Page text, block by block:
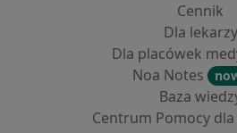
Cennik
Dla lekarzy
Dla placówek
Noa Notes
Baza
Centrum Pomocy